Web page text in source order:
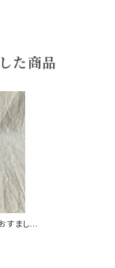
た商品
すましネ